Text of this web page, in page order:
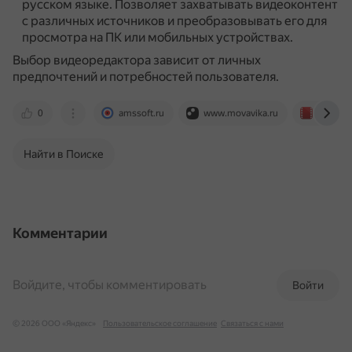
русском языке. Позволяет захватывать видеоконтент
с различных источников и преобразовывать его для
просмотра на ПК или мобильных устройствах.
Выбор видеоредактора зависит от личных
предпочтений и потребностей пользователя.
0 amssoft.ru www.movavika.ru free-
Найти в Поиске
Комментарии
Войти
Войдите, чтобы комментировать
© 2026 ООО «Яндекс» Пользовательское соглашение Связаться с нами